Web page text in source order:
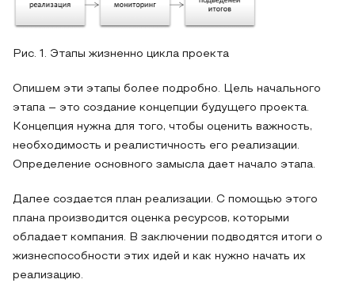
Рис. 1. Этапы жизненно цикла проекта
Опишем эти этапы более подробно. Цель начального
этапа – это создание концепции будущего проекта.
Концепция нужна для того, чтобы оценить важность,
необходимость и реалистичность его реализации.
Определение основного замысла дает начало этапа.
Далее создается план реализации. С помощью этого
плана производится оценка ресурсов, которыми
обладает компания. В заключении подводятся итоги о
жизнеспособности этих идей и как нужно начать их
реализацию.